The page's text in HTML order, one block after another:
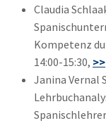
Claudia
Kompetenz
14:00-15:30, >>
Janina Vernal